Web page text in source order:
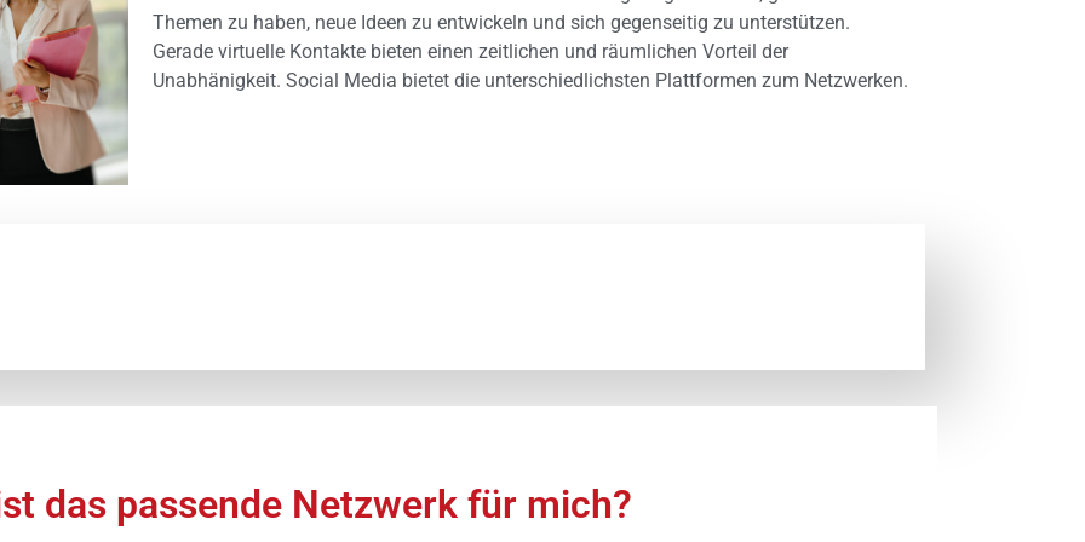
Themen zu haben, neue Ideen zu entwickeln und sich gegenseitig zu unterstützen.
Gerade virtuelle Kontakte bieten einen zeitlichen und räumlichen Vorteil der
Unabhänigkeit. Social Media bietet die unterschiedlichsten Plattformen zum Netzwerken.
das passende Netzwerk für mich?​